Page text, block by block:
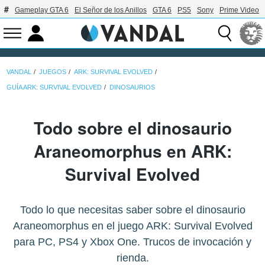
Gameplay GTA 6 El Señor de los Anillos GTA 6 PS5 Sony Prime Video
VANDAL JUEGOS ARK: SURVIVAL EVOLVED
GUÍA ARK: SURVIVAL EVOLVED DINOSAURIOS
Todo sobre el dinosaurio
Araneomorphus en ARK:
Survival Evolved
Todo lo que necesitas saber sobre el dinosaurio
Araneomorphus en el juego ARK: Survival Evolved
para PC, PS4 y Xbox One. Trucos de invocación y
rienda.